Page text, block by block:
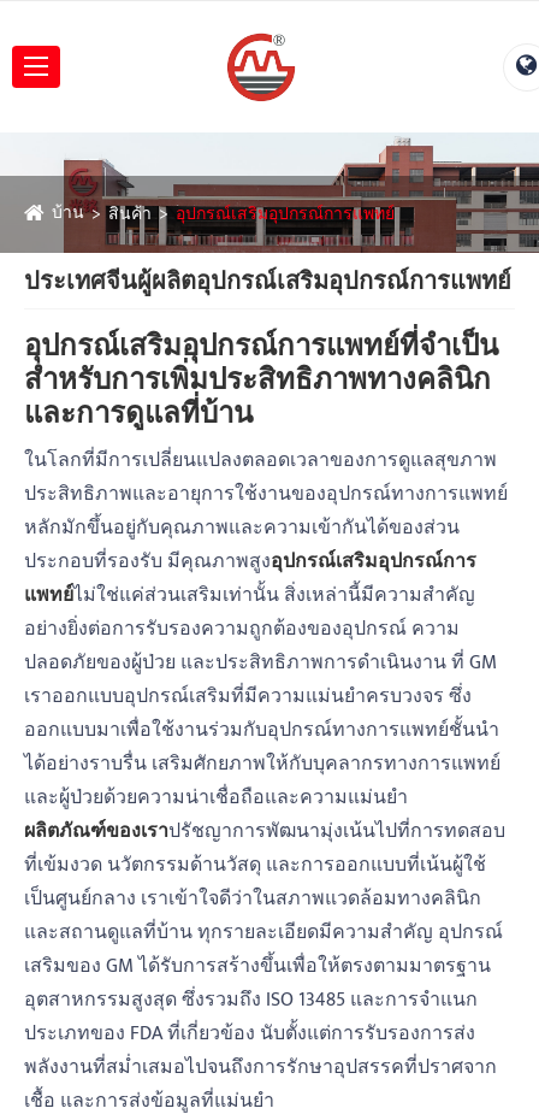
บ้าน สินค้า อุปกรณ์เสริมอุปกรณ์การแพทย์
ประเทศจีนผู้ผลิตอุปกรณ์เสริมอุปกรณ์การแพทย์
อุปกรณ์เสริมอุปกรณ์การแพทย์ที่จำเป็น
สำหรับการเพิ่มประสิทธิภาพทางคลินิก
และการดูแลที่บ้าน
ในโลกที่มีการเปลี่ยนแปลงตลอดเวลาของการดูแลสุขภาพ
ประสิทธิภาพและอายุการใช้งานของอุปกรณ์ทางการแพทย์
หลักมักขึ้นอยู่กับคุณภาพและความเข้ากันได้ของส่วน
ประกอบที่รองรับ มีคุณภาพสูงอุปกรณ์เสริมอุปกรณ์การ
แพทย์ไม่ใช่แค่ส่วนเสริมเท่านั้น สิ่งเหล่านี้มีความสำคัญ
อย่างยิ่งต่อการรับรองความถูกต้องของอุปกรณ์ ความ
ปลอดภัยของผู้ป่วย และประสิทธิภาพการดำเนินงาน ที่ GM
เราออกแบบอุปกรณ์เสริมที่มีความแม่นยำครบวงจร ซึ่ง
ออกแบบมาเพื่อใช้งานร่วมกับอุปกรณ์ทางการแพทย์ชั้นนำ
ได้อย่างราบรื่น เสริมศักยภาพให้กับบุคลากรทางการแพทย์
และผู้ป่วยด้วยความน่าเชื่อถือและความแม่นยำ
ผลิตภัณฑ์ของเราปรัชญาการพัฒนามุ่งเน้นไปที่การทดสอบ
ที่เข้มงวด นวัตกรรมด้านวัสดุ และการออกแบบที่เน้นผู้ใช้
เป็นศูนย์กลาง เราเข้าใจดีว่าในสภาพแวดล้อมทางคลินิก
และสถานดูแลที่บ้าน ทุกรายละเอียดมีความสำคัญ อุปกรณ์
เสริมของ GM ได้รับการสร้างขึ้นเพื่อให้ตรงตามมาตรฐาน
อุตสาหกรรมสูงสุด ซึ่งรวมถึง ISO 13485 และการจำแนก
ประเภทของ FDA ที่เกี่ยวข้อง นับตั้งแต่การรับรองการส่ง
พลังงานที่สม่ำเสมอไปจนถึงการรักษาอุปสรรคที่ปราศจาก
เชื้อ และการส่งข้อมูลที่แม่นยำ